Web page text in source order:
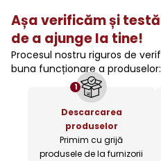
Așa verificăm și
de a ajunge la tine!
Procesul nostru riguros de
buna funcționare a produselor:
1
Descarcarea
produselor
Primim cu grijă
produsele de la furnizorii